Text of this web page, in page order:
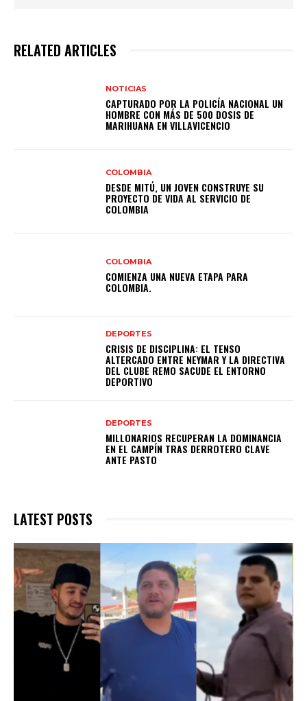
RELATED ARTICLES
NOTICIAS
CAPTURADO POR LA POLICÍA NACIONAL UN
HOMBRE CON MÁS DE 500 DOSIS DE
MARIHUANA EN VILLAVICENCIO
COLOMBIA
DESDE MITÚ, UN JOVEN CONSTRUYE SU
PROYECTO DE VIDA AL SERVICIO DE
COLOMBIA
COLOMBIA
COMIENZA UNA NUEVA ETAPA PARA
COLOMBIA.
DEPORTES
CRISIS DE DISCIPLINA: EL TENSO
ALTERCADO ENTRE NEYMAR Y LA DIRECTIVA
DEL CLUBE REMO SACUDE EL ENTORNO
DEPORTIVO
DEPORTES
MILLONARIOS RECUPERAN LA DOMINANCIA
EN EL CAMPÍN TRAS DERROTERO CLAVE
ANTE PASTO
LATEST POSTS